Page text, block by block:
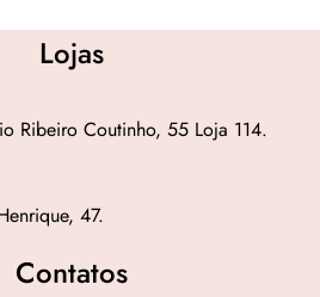
Lojas
Ribeiro Coutinho, 55 Loja 114.
47.
Contatos